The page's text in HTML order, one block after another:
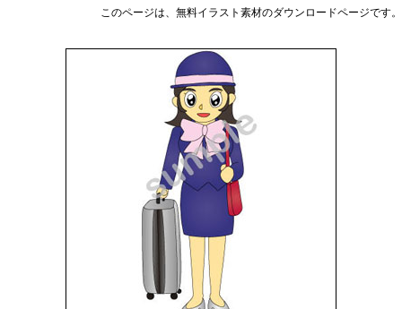
このページは、無料イラスト素材のダウンロードページです。